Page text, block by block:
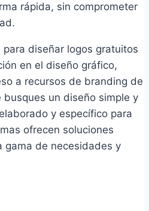
rápida, sin comprometer
diseñar logos gratuitos
en el diseño gráfico,
a recursos de branding de
busques un diseño simple y
y específico para
ofrecen soluciones
gama de necesidades y